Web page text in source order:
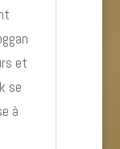
et
se
à